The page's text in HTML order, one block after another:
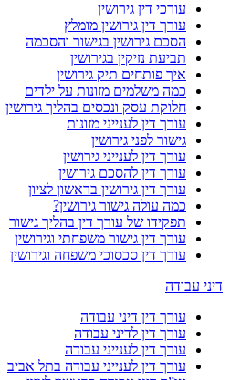
עורכי דין גירושין
עורך דין גירושין מומלץ
הסכם גירושין בגישור והסכמה
תביעת נזיקין בגירושין
איך פותחים תיק גירושין
כמה משלמים מזונות על ילדים
חלוקת עסק ונכסים בהליך גירושין
עורך דין לענייני מזונות
גישור לפני גירושין
עורך דין לענייני גירושין
עורך דין להסכם גירושין
עורך דין גירושין בראשון לציון
כמה עולה גישור גירושין?
תפקידו של עורך דין בהליך גישור
עורך דין גישור משפחתי וגירושין
עורך דין סכסוכי משפחה וגירושין
דיני עבודה
עורך דין דיני עבודה
עורך דין לדיני עבודה
עורך דין לענייני עבודה
עורך דין לענייני עבודה בתל אביב